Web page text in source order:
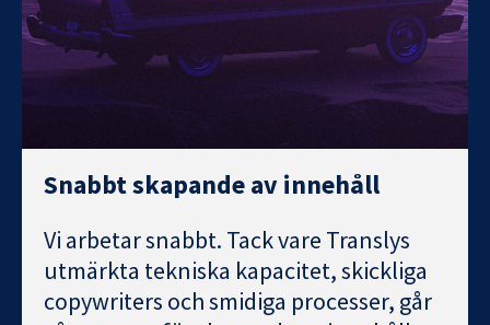
Snabbt skapande av innehåll
Vi arbetar snabbt. Tack vare Translys
utmärkta tekniska kapacitet, skickliga
copywriters och smidiga processer, går